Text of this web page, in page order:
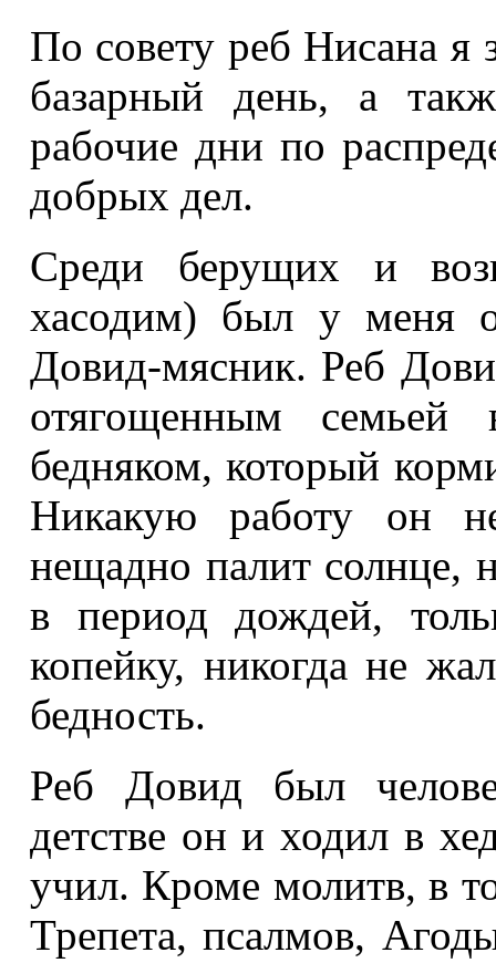
По совету реб Нисана я
базарный день, а
рабочие дни по
добрых дел.
Среди берущих и
хасодим) был у меня
Довид-мясник. Реб
отягощенным
бедняком, который
Никакую работу он
нещадно палит солнце,
в период дождей,
копейку, никогда не
бедность.
Реб Довид был
детстве он и ходил в
учил. Кроме молитв, в
Трепета, псалмов,